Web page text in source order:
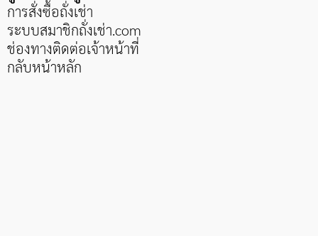
การสั่งซื้อถั่งเช่า
ระบบสมาชิกถั่งเช่า.com
ช่องทางติดต่อเจ้าหน้าที่
กลับหน้าหลัก